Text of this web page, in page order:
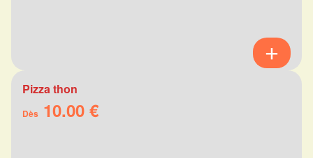
Pizza thon
Dès 10.00 €